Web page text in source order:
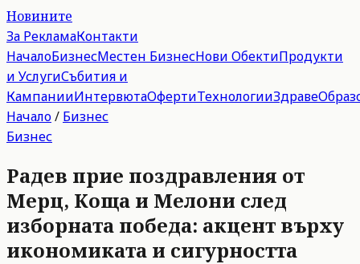
Новините
За РекламаКонтакти
НачалоБизнесМестен БизнесНови ОбектиПродукти
и УслугиСъбития и
КампанииИнтервютаОфертиТехнологииЗдраве
Начало/ Бизнес
Бизнес
Радев прие поздравления от
Мерц, Коща и Мелони след
изборната победа: акцент върху
икономиката и сигурността